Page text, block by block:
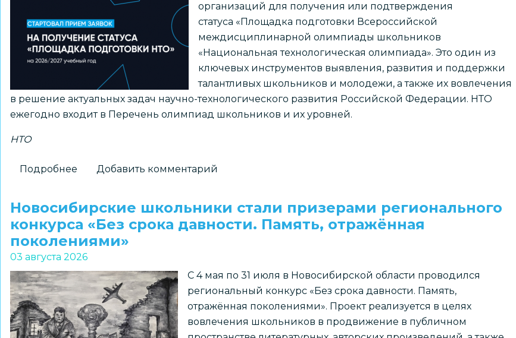
рекомендуемого
перечня
Минпросвещения
России
организаций для получения или подтверждения
статуса «Площадка подготовки Всероссийской
междисциплинарной олимпиады школьников
«Национальная технологическая олимпиада». Это один из
ключевых инструментов выявления, развития и поддержки
талантливых школьников и молодежи, а также их вовлечения
в решение актуальных задач научно-технологического развития Российской Федерации. НТО
ежегодно входит в Перечень олимпиад школьников и их уровней.
НТО
Подробнее
на
получение
статуса
«Площадка
НТО»
2026–
2027
учебного
Добавить комментарий
Новосибирские школьники стали призерами регионального
конкурса «Без срока давности. Память, отражённая
поколениями»
03 августа 2026
С 4 мая по 31 июля в Новосибирской области проводился
региональный конкурс «Без срока давности. Память,
отражённая поколениями». Проект реализуется в целях
вовлечения школьников в продвижение в публичном